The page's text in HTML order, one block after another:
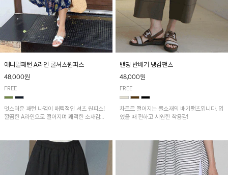
애니멀패턴 A라인 쿨셔츠원피스
48,000원
FREE
멋스러운 패턴 나염이 매력적인 셔츠 원피스!
깔끔한 A라인으로 떨어지며 쾌적한 소재감으
밴딩 반배기 냉감팬츠
48,000원
FREE
차르르 떨어지는 쿨소재의 배기팬츠입니다. 입
었을 때 편하고 시원한 착용감!